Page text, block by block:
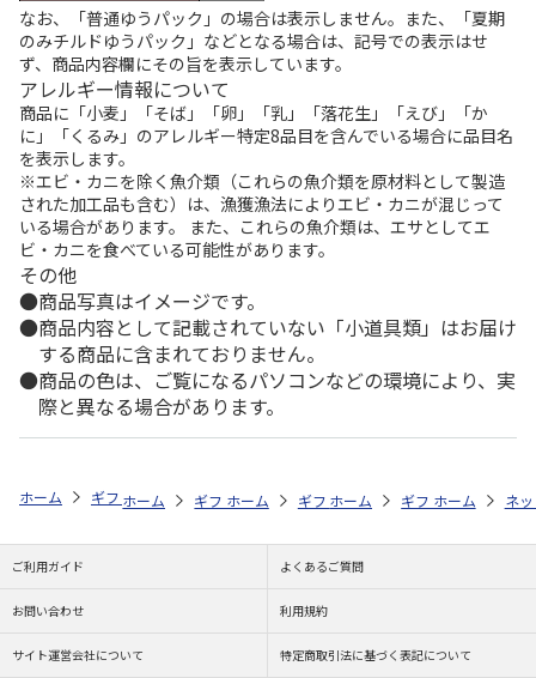
なお、「普通ゆうパック」の場合は表示しません。また、「夏期
のみチルドゆうパック」などとなる場合は、記号での表示はせ
ず、商品内容欄にその旨を表示しています。
アレルギー情報について
商品に「小麦」「そば」「卵」「乳」「落花生」「えび」「か
に」「くるみ」のアレルギー特定8品目を含んでいる場合に品目名
を表示します。
※エビ・カニを除く魚介類（これらの魚介類を原材料として製造
された加工品も含む）は、漁獲漁法によりエビ・カニが混じって
いる場合があります。 また、これらの魚介類は、エサとしてエ
ビ・カニを食べている可能性があります。
その他
商品写真はイメージです。
商品内容として記載されていない「小道具類」はお届け
する商品に含まれておりません。
商品の色は、ご覧になるパソコンなどの環境により、実
際と異なる場合があります。
ホーム ギフトストア お中元・夏ギフト特集 2026 お菓子・スイーツ
ホーム ギフトストア お中元・夏ギフト特集 2026
ホーム ギフトストア お中元・夏ギフト
ホーム ギフトストア お
ホーム ネ
ご利用ガイド よくあるご質問
お問い合わせ 利用規約
サイト運営会社について 特定商取引法に基づく表記について